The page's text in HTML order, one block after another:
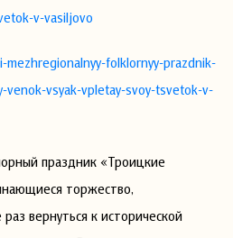
v-vasiljovo
folklornyy-prazdnik-
venok-vsyak-vpletay-svoy-tsvetok-v-
праздник «Троицкие
торжество,
вернуться к исторической